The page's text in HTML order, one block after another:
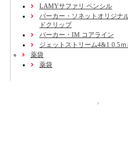
LAMYサファリ ペンシル
パーカー・ソネットオリジナ
ドクリップ
パーカー・IM コアライン
ジェットストリーム4&1 0.5ｍ
薬袋
薬袋